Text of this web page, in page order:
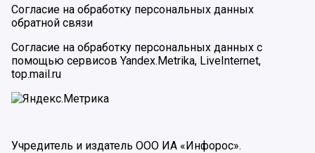
Согласие на обработку персональных данных
обратной связи
Согласие на обработку персональных данных с
помощью сервисов Yandex.Metrika, LiveInternet,
top.mail.ru
Учредитель и издатель ООО ИА «Инфорос».